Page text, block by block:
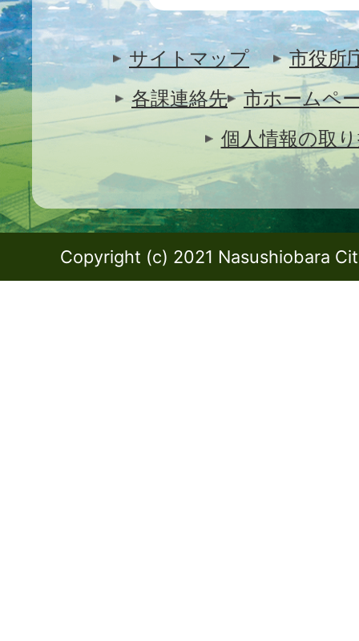
サイトマップ
市役所
各課連絡先
市ホームペ
個人情報の取
Copyright (c) 2021 Nasushiobara